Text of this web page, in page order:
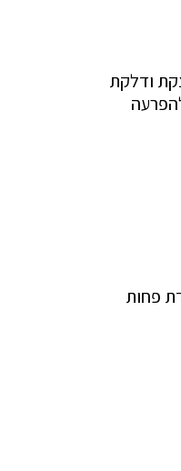
ודלקת
פחות